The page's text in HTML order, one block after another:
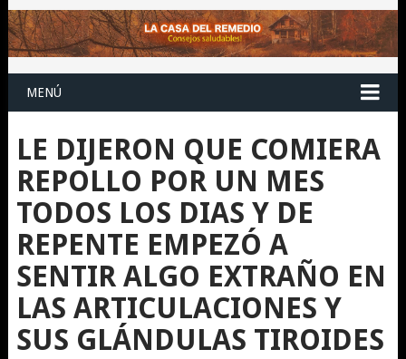
MENÚ
LE DIJERON QUE COMIERA
REPOLLO POR UN MES
TODOS LOS DIAS Y DE
REPENTE EMPEZÓ A
SENTIR ALGO EXTRAÑO EN
LAS ARTICULACIONES Y
SUS GLÁNDULAS TIROIDES